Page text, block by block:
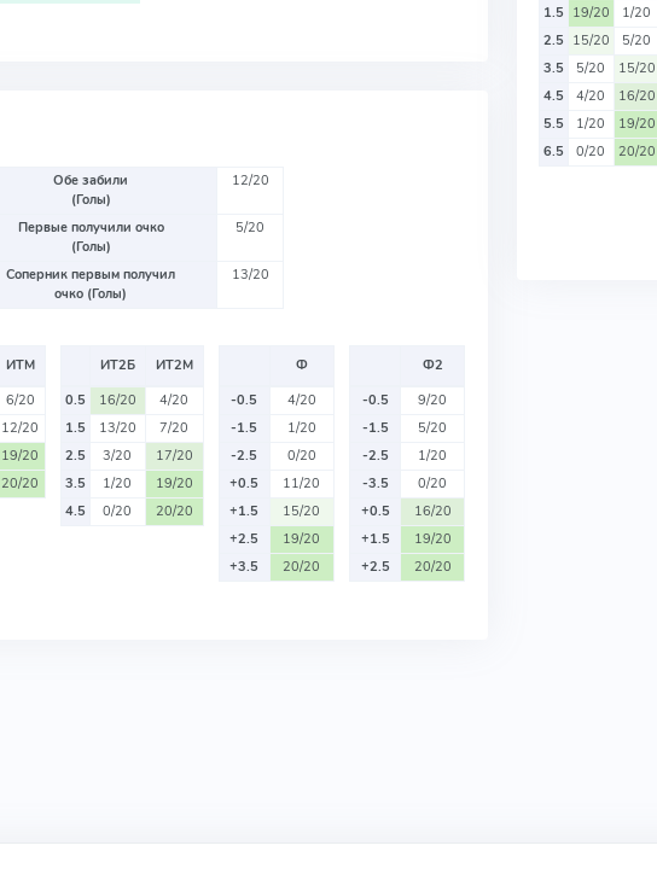
Обе забили
(Голы)
12/20
Первые получили очко
(Голы)
5/20
Соперник первым получил
очко (Голы)
13/20
ИТМ
6/20
12/20
19/20
20/20
ИТ2Б
ИТ2М
0.5
16/20
4/20
1.5
13/20
7/20
2.5
3/20
17/20
3.5
1/20
19/20
4.5
0/20 20/20
Ф
-0.5
4/20
-1.5
1/20
-2.5
0/20
+0.5
11/20
+1.5
15/20
+2.5
19/20
+3.5
20/20
Ф2
-0.5
9/20
-1.5
5/20
-2.5
1/20
-3.5
0/20
+0.5
16/20
+1.5
19/20
+2.5
20/20
1.5 19/20
1/20
2.5 15/20
5/20
3.5
5/20
15/20
4.5
4/20
16/20
5.5
1/20
19/20
6.5
0/20 20/20